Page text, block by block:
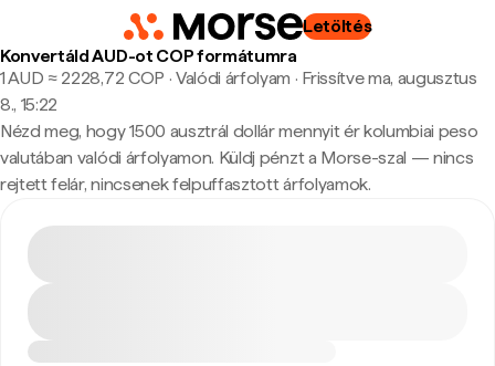
Letöltés
Konvertáld AUD-ot COP formátumra
1 AUD ≈ 2228,72 COP · Valódi árfolyam · Frissítve ma, augusztus
8., 15:22
Nézd meg, hogy 1500 ausztrál dollár mennyit ér kolumbiai peso
valutában valódi árfolyamon. Küldj pénzt a Morse-szal — nincs
rejtett felár, nincsenek felpuffasztott árfolyamok.